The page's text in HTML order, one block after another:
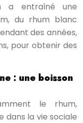
a entraîné une
du rhum blanc
des années,
pour obtenir des
: une boisson
le rhum,
la vie sociale